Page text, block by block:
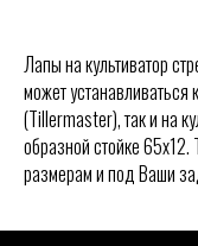
Лапы на культиватор
может устанавливаться
(Tillermaster), так и на
образной стойке
размерам и под Ваши
Отгружаем технику по
всей
Адрес офиса:
ООО "АГРАРИУМ
Ростов-на-Дону,
КОНТАКТЫ